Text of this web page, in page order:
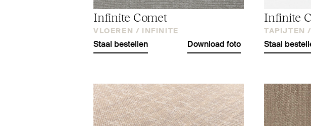
Infinite Comet
VLOEREN / INFINITE
Staal bestellen Download foto
Infinite
TAPIJTEN /
Staal